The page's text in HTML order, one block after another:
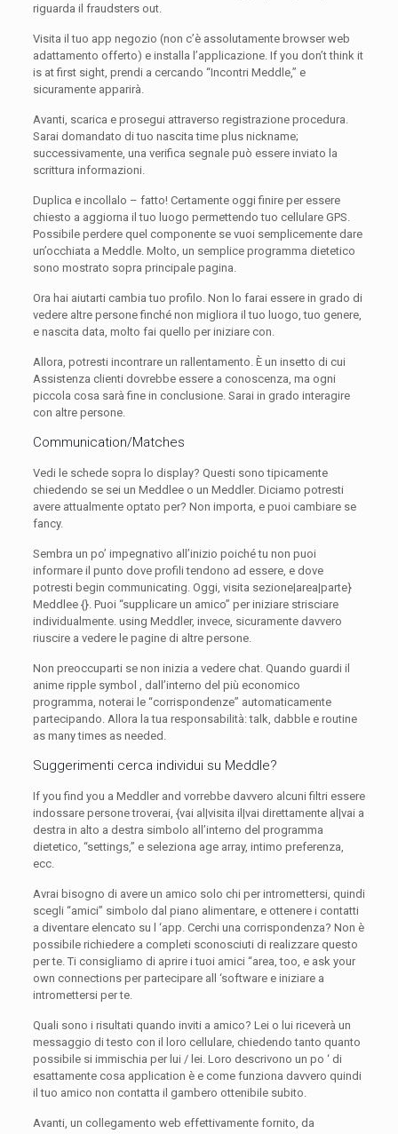
riguarda il fraudsters out.
Visita il tuo app negozio (non c’è assolutamente browser web
adattamento offerto) e installa l’applicazione. If you don’t think it
is at first sight, prendi a cercando “Incontri Meddle,” e
sicuramente apparirà.
Avanti, scarica e prosegui attraverso registrazione procedura.
Sarai domandato di tuo nascita time plus nickname;
successivamente, una verifica segnale può essere inviato la
scrittura informazioni.
Duplica e incollalo – fatto! Certamente oggi finire per essere
chiesto a aggiorna il tuo luogo permettendo tuo cellulare GPS.
Possibile perdere quel componente se vuoi semplicemente dare
un’occhiata a Meddle. Molto, un semplice programma dietetico
sono mostrato sopra principale pagina.
Ora hai aiutarti cambia tuo profilo. Non lo farai essere in grado di
vedere altre persone finché non migliora il tuo luogo, tuo genere,
e nascita data, molto fai quello per iniziare con.
Allora, potresti incontrare un rallentamento. È un insetto di cui
Assistenza clienti dovrebbe essere a conoscenza, ma ogni
piccola cosa sarà fine in conclusione. Sarai in grado interagire
con altre persone.
Communication/Matches
Vedi le schede sopra lo display? Questi sono tipicamente
chiedendo se sei un Meddlee o un Meddler. Diciamo potresti
avere attualmente optato per? Non importa, e puoi cambiare se
fancy.
Sembra un po’ impegnativo all’inizio poiché tu non puoi
informare il punto dove profili tendono ad essere, e dove
potresti begin communicating. Oggi, visita sezione|area|parte}
Meddlee {}. Puoi “supplicare un amico” per iniziare strisciare
individualmente. using Meddler, invece, sicuramente davvero
riuscire a vedere le pagine di altre persone.
Non preoccuparti se non inizia a vedere chat. Quando guardi il
anime ripple symbol , dall’interno del più economico
programma, noterai le “corrispondenze” automaticamente
partecipando. Allora la tua responsabilità: talk, dabble e routine
as many times as needed.
Suggerimenti cerca individui su Meddle?
If you find you a Meddler and vorrebbe davvero alcuni filtri essere
indossare persone troverai, {vai al|visita il|vai direttamente al|vai a
destra in alto a destra simbolo all’interno del programma
dietetico, “settings,” e seleziona age array, intimo preferenza,
ecc.
Avrai bisogno di avere un amico solo chi per intromettersi, quindi
scegli “amici” simbolo dal piano alimentare, e ottenere i contatti
a diventare elencato su l ‘app. Cerchi una corrispondenza? Non è
possibile richiedere a completi sconosciuti di realizzare questo
per te. Ti consigliamo di aprire i tuoi amici “area, too, e ask your
own connections per partecipare all ‘software e iniziare a
intromettersi per te.
Quali sono i risultati quando inviti a amico? Lei o lui riceverà un
messaggio di testo con il loro cellulare, chiedendo tanto quanto
possibile si immischia per lui / lei. Loro descrivono un po ‘ di
esattamente cosa application è e come funziona davvero quindi
il tuo amico non contatta il gambero ottenibile subito.
Avanti, un collegamento web effettivamente fornito, da